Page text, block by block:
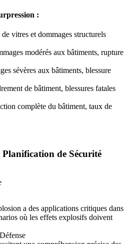
:
vitres et dommages structurels
modérés aux bâtiments, rupture
sévères aux bâtiments, blessure
de bâtiment, blessures fatales
complète du bâtiment, taux de
de Sécurité
a des applications critiques dans
où les effets explosifs doivent